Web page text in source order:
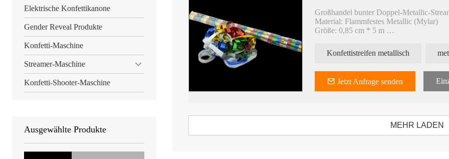
Elektrische Konfettikanone
Gender Reveal Produkte
Konfetti-Maschine
Streamer-Maschine
Konfetti-Shooter-Maschine
Ausgewählte Produkte
Großhandel bunter Doppel-Metallic-
Material: Flammfestes Metallic (Mylar)
Größe: 0,85 cm * 5 m
Farbe: Gold, Silber, Rot, Grün,
Konfettistreifen metallisch
Jetzt Anfrage senden
MEHR LADEN